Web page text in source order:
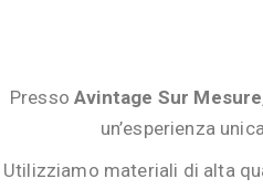
PressoAvintage Sur Mesure
un’esperienza
Utilizziamo materiali di alta